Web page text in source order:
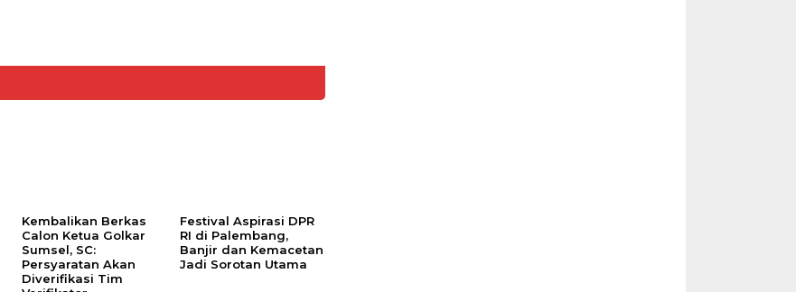
Kembalikan Berkas
Calon Ketua Golkar
Sumsel, SC:
Persyaratan Akan
Diverifikasi Tim
Festival Aspirasi DPR
RI di Palembang,
Banjir dan Kemacetan
Jadi Sorotan Utama